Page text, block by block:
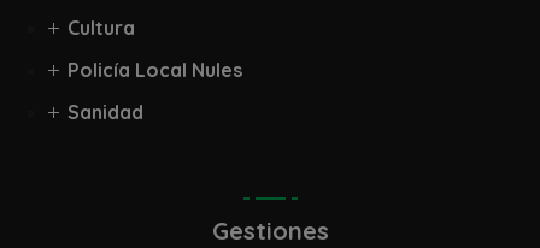
Cultura
Policía Local Nules
Sanidad
Gestiones